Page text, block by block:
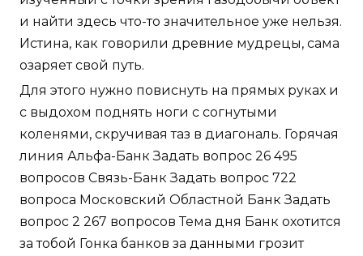
и найти здесь что-то значительное уже нельзя.
Истина, как говорили древние мудрецы, сама
озаряет свой путь.
Для этого нужно повиснуть на прямых руках и
с выдохом поднять ноги с согнутыми
коленями, скручивая таз в диагональ. Горячая
линия Альфа-Банк Задать вопрос 26 495
вопросов Связь-Банк Задать вопрос 722
вопроса Московский Областной Банк Задать
вопрос 2 267 вопросов Тема дня Банк охотится
за тобой Гонка банков за данными грозит